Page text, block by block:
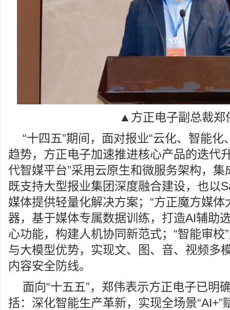
▲方正电子副总裁郑
“十四五”期间，面对报业“云化、智能化
趋势，方正电子加速推进核心产品的迭代
代智媒平台”采用云原生和微服务架构，
既支持大型报业集团深度融合建设，也以
媒体提供轻量化解决方案；“方正魔方媒体
器，基于媒体专属数据训练，打造AI辅助
心功能，构建人机协同新范式；“智能审校
与大模型优势，实现文、图、音、视频多
内容安全防线。
面向“十五五”，郑伟表示方正电子已明
括：深化智能生产革新，实现全场景“AI+”